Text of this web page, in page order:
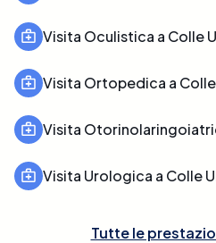
Visita Oculistica a Colle
Visita Ortopedica a
Visita
Visita Urologica a Colle
Tutte le